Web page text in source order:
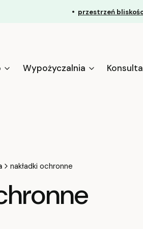
• przestrzeń
Wypożyczalnia
nakładki ochronne